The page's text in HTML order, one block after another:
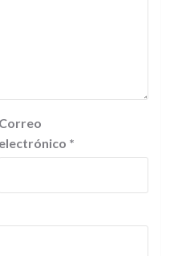
Correo
electrónico *